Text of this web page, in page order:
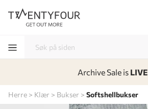
Lagt i kurven, utmerket valg!
Herre Klær Bukser Softshellbukser
Archive Sale is LIVE
-
-
-
-